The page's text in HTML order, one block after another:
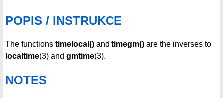
POPIS / INSTRUKCE
The functions timelocal() and timegm() are the inverses to
localtime(3) and gmtime(3).
NOTES